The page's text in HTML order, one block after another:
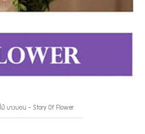
ม้ บางบอน - Story Of Flower